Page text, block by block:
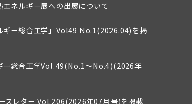
エネルギー展への出展について
ギー総合工学」Vol49 No.1(2026.04)を掲
ー総合工学Vol.49(No.1～No.4)(2026年
スレター Vol.206(2026年07月号)を掲載